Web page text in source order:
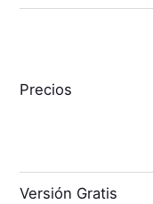
Precios
Versión Gratis